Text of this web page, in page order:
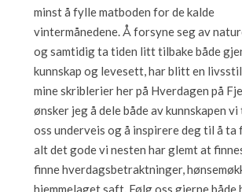
minst å fylle matboden for de kalde
vintermånedene. Å forsyne seg av
og samtidig ta tiden litt tilbake både
kunnskap og levesett, har blitt en
mine skriblerier her på Hverdagen på
ønsker jeg å dele både av kunnskapen
oss underveis og å inspirere deg til å ta
alt det gode vi nesten har glemt at
finne hverdagsbetraktninger,
hjemmelaget saft. Følg oss gjerne både